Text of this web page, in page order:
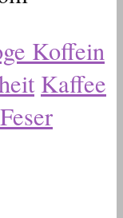
Koffein
Kaffee